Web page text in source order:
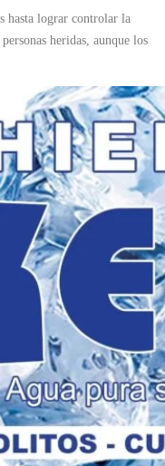
hasta lograr controlar la
heridas, aunque los